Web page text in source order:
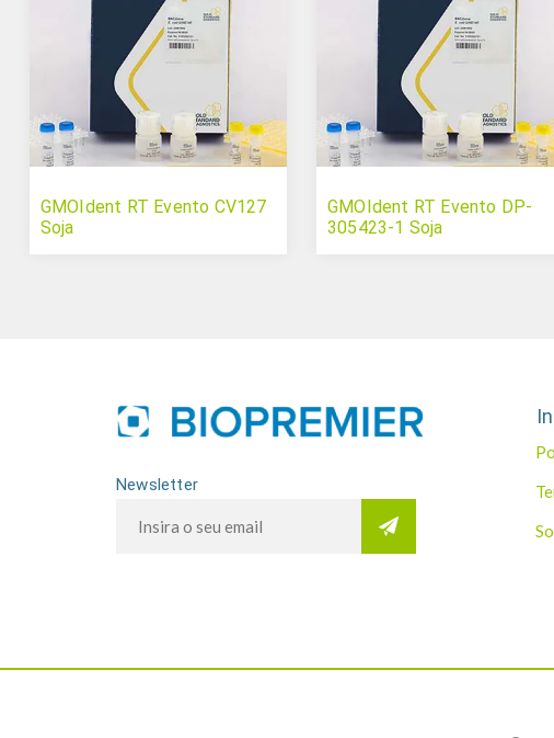
GMOIdent RT Evento CV127
Soja
GMOIdent RT Evento DP-
305423-1 Soja
Newsletter